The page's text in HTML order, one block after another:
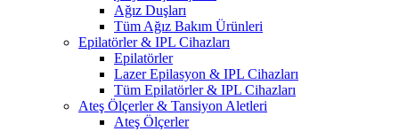
Ağız Duşları
Tüm Ağız Bakım Ürünleri
Epilatörler & IPL Cihazları
Epilatörler
Lazer Epilasyon & IPL Cihazları
Tüm Epilatörler & IPL Cihazları
Ateş Ölçerler & Tansiyon Aletleri
Ateş Ölçerler